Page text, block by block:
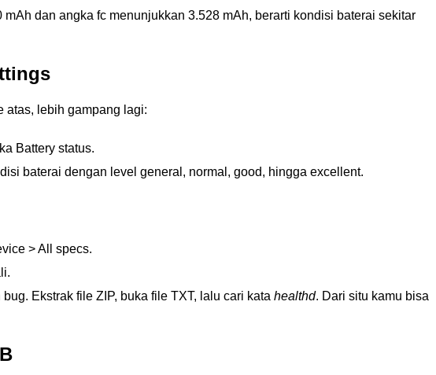
mAh dan angka fc menunjukkan 3.528 mAh, berarti kondisi baterai sekitar
atas, lebih gampang lagi:
Battery status.
baterai dengan level general, normal, good, hingga excellent.
> All specs.
Ekstrak file ZIP, buka file TXT, lalu cari kata healthd. Dari situ kamu bisa